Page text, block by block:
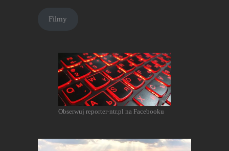
Filmy
Obserwuj reporter-ntr.pl na Facebooku